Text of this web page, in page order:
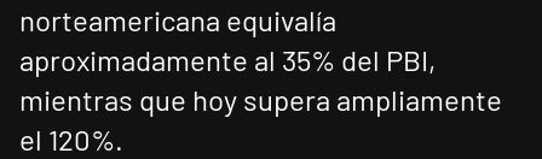
norteamericana equivalía
aproximadamente al 35% del PBI,
mientras que hoy supera ampliamente
el 120%.